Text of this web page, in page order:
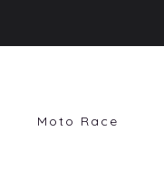
Moto Race